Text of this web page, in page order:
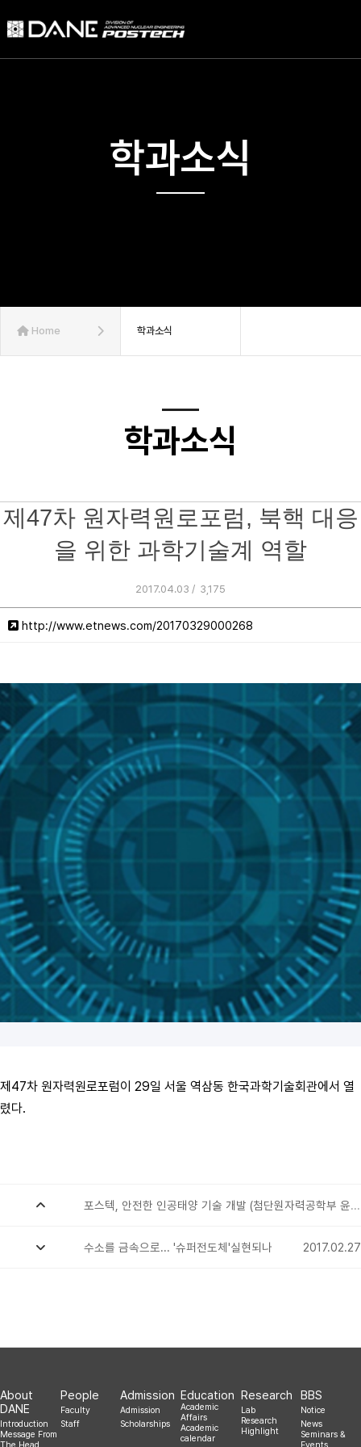
학과소식
Home 학과소식
학과소식
제47차 원자력원로포럼, 북핵 대응
을 위한 과학기술계 역할
2017.04.03 / 3,175
http://www.etnews.com/20170329000268
제47차 원자력원로포럼이 29일 서울 역삼동 한국과학기술회관에서 열
렸다.
포스텍, 안전한 인공태양 기술 개발 (첨단원자력공학부 윤건수교수)
2017.04.04
수소를 금속으로... '슈퍼전도체'실현되나 2017.02.27
About
DANE
Introduction
Message From
People
Faculty
Staff
Admission
Admission
Scholarships
Education
Academic
Affairs
Academic
calendar
Research
Lab
Research
Highlight
BBS
Notice
News
Seminars &